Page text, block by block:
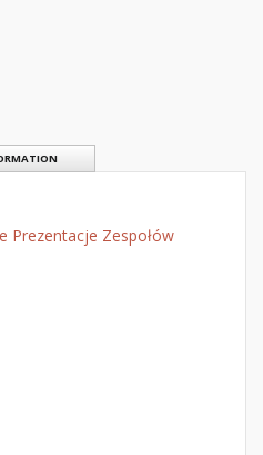
Prezentacje Zespołów